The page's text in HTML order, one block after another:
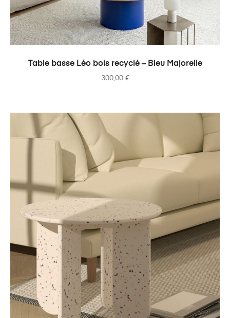
AJOUTER AU PANIER
Table basse Léo bois recyclé – Bleu Majorelle
300,00 €